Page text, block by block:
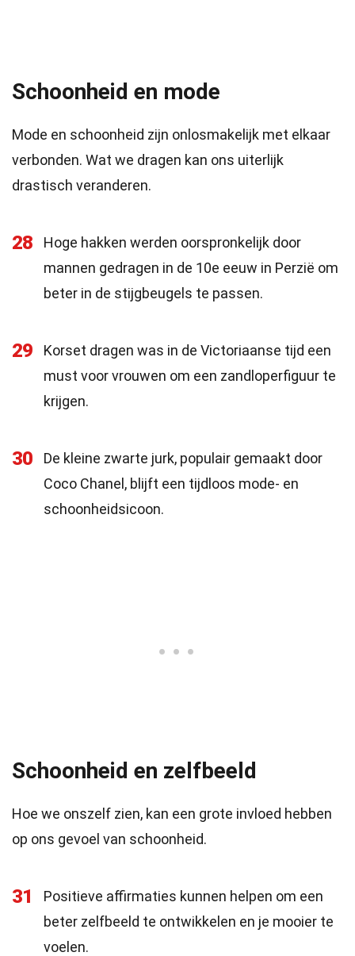
Schoonheid en mode
Mode en schoonheid zijn onlosmakelijk met elkaar
verbonden. Wat we dragen kan ons uiterlijk
drastisch veranderen.
28
Hoge hakken werden oorspronkelijk door
mannen gedragen in de 10e eeuw in Perzië om
beter in de stijgbeugels te passen.
29
Korset dragen was in de Victoriaanse tijd een
must voor vrouwen om een zandloperfiguur te
krijgen.
30
De kleine zwarte jurk, populair gemaakt door
Coco Chanel, blijft een tijdloos mode- en
schoonheidsicoon.
Schoonheid en zelfbeeld
Hoe we onszelf zien, kan een grote invloed hebben
op ons gevoel van schoonheid.
31
Positieve affirmaties kunnen helpen om een
beter zelfbeeld te ontwikkelen en je mooier te
voelen.